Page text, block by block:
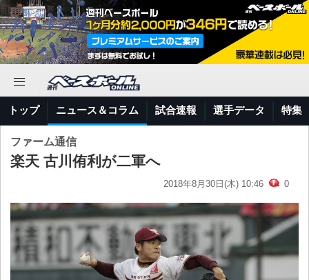
トップ ニュース＆コラム 試合速報 選手データ 特集
ファーム通信
楽天 古川侑利が二軍へ
2018年8月30日(木) 10:46 0